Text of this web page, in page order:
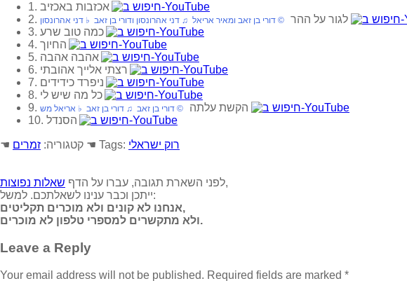
1. אכזבות באכזיב
2. לגור על ההר © דורי בן זאב ומאיר אריאל ♫ דני אהרונסון ודורי בן זאב ♭ דני אהרונסון
3. כמה טוב שרע
4. החיוך
5. אהבה אהבה
6. רצתי אלייך אהובתי
7. ניפרד כידידים
8. כל מה שיש לי
9. הקשת עלתה © דורי בן זאב ♫ דורי בן זאב ♭ אריאל מש
10. הסנדל
☚ קטגוריה: זמרים ☚ Tags: רוק ישראלי
לפני השארת תגובה, עברו על הדף שאלות נפוצות
,
ייתכן וכבר ענינו לשאלתכם. למשל:
אנחנו לא קונים ולא מוכרים תקליטים,
ולא מתקשרים למספרי טלפון לא מוכרים.
Leave a Reply
Your email address will not be published. Required fields are marked *